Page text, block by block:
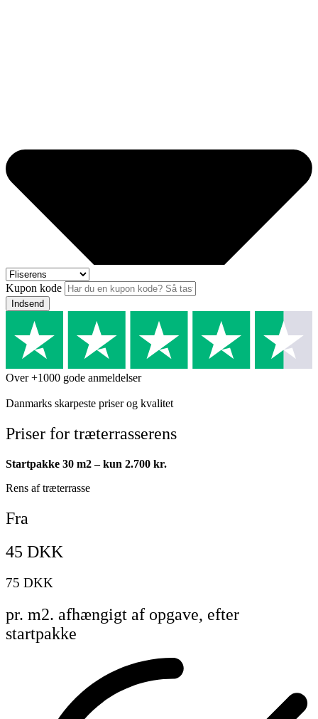
Kupon kode
Indsend
Over +1000 gode anmeldelser
Danmarks skarpeste priser og kvalitet
Priser for træterrasserens
Startpakke 30 m2 – kun 2.700 kr.
Rens af træterrasse
Fra
45 DKK
75 DKK
pr. m2. afhængigt af opgave, efter
startpakke